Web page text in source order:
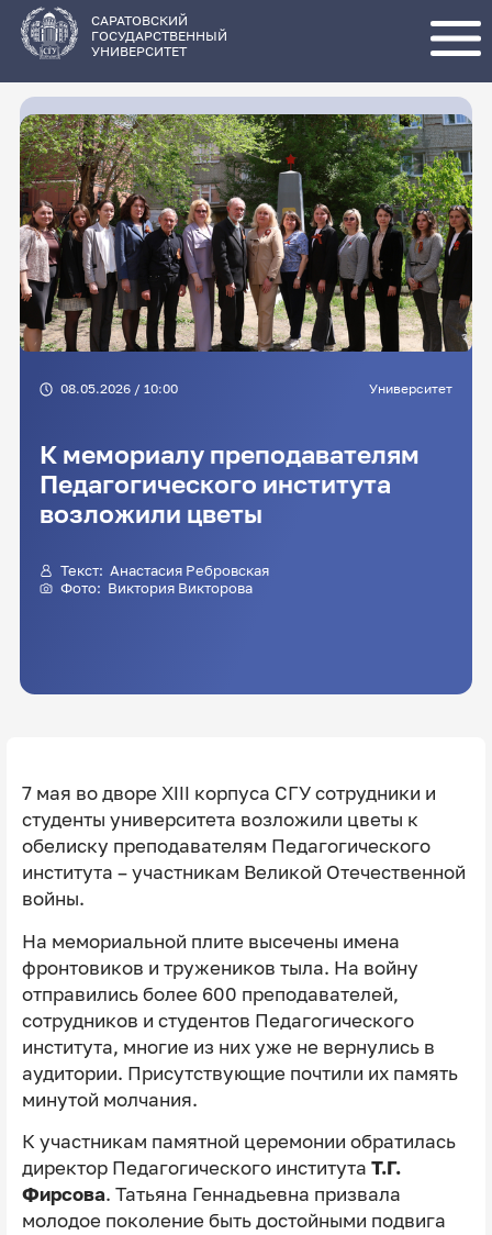
основному
содержанию
САРАТОВСКИЙ
ГОСУДАРСТВЕННЫЙ
УНИВЕРСИТЕТ
08.05.2026 / 10:00 Университет
К мемориалу преподавателям
Педагогического института
возложили цветы
Текст: Анастасия Ребровская
Фото: Виктория Викторова
7 мая во дворе ΧΙΙΙ корпуса СГУ сотрудники и
студенты университета возложили цветы к
обелиску преподавателям Педагогического
института – участникам Великой Отечественной
войны.
На мемориальной плите высечены имена
фронтовиков и тружеников тыла. На войну
отправились более 600 преподавателей,
сотрудников и студентов Педагогического
института, многие из них уже не вернулись в
аудитории. Присутствующие почтили их память
минутой молчания.
К участникам памятной церемонии обратилась
директор Педагогического института Т.Г.
Фирсова. Татьяна Геннадьевна призвала
молодое поколение быть достойными подвига